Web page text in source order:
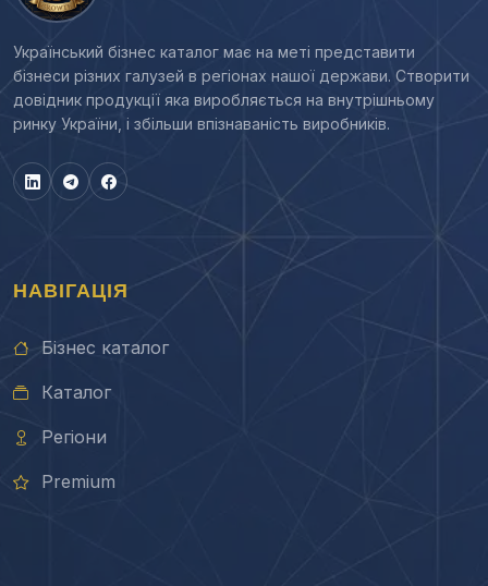
Український бізнес каталог має на меті представити
бізнеси різних галузей в регіонах нашої держави. Створити
довідник продукції яка виробляється на внутрішньому
ринку України, і збільши впізнаваність виробників.
НАВІГАЦІЯ
Бізнес каталог
Каталог
Регіони
Premium